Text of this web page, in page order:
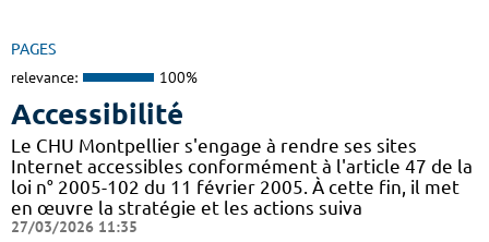
PAGES
relevance: 100%
Accessibilité
Le CHU Montpellier s'engage à rendre ses sites
Internet accessibles conformément à l'article 47 de la
loi n° 2005-102 du 11 février 2005. À cette fin, il met
en œuvre la stratégie et les actions suiva
27/03/2026 11:35